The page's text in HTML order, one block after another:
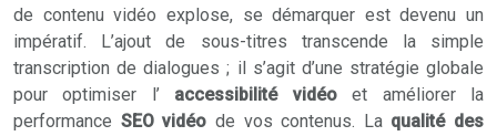
de contenu vidéo explose, se démarquer est devenu un
impératif. L’ajout de sous-titres transcende la simple
transcription de dialogues ; il s’agit d’une stratégie globale
pour optimiser l’ accessibilité vidéoet améliorer la
performance SEO vidéo de vos contenus. La qualité des